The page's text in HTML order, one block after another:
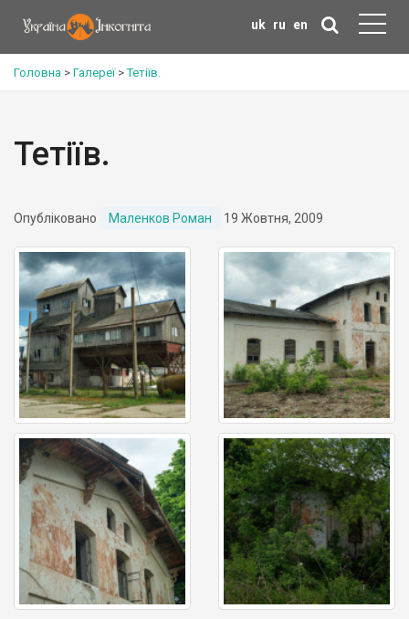
uk ru en
Головна > Галереї>Тетіїв.
Тетіїв.
Опубліковано Маленков Роман 19 Жовтня, 2009